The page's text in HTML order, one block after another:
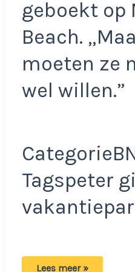
geboekt op
Beach.
moeten ze
wel willen.”
Tagspeter
Grote
Lees meer »